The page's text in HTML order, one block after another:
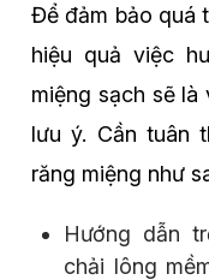
Để đảm bảo quá
hiệu quả việc
miệng sạch sẽ là
lưu ý. Cần tuân
răng miệng như
Hướng dẫn
chải lông